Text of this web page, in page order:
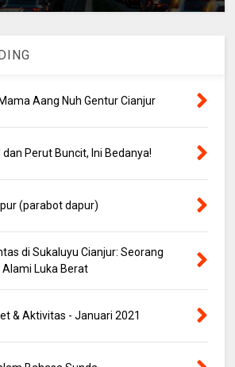
Aang Nuh Gentur Cianjur
Perut Buncit, Ini Bedanya!
(parabot dapur)
di Sukaluyu Cianjur: Seorang
Luka Berat
& Aktivitas - Januari 2021